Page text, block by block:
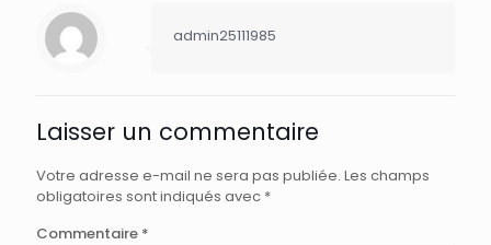
admin25111985
Laisser un commentaire
Votre adresse e-mail ne sera pas publiée. Les champs
obligatoires sont indiqués avec *
Commentaire *